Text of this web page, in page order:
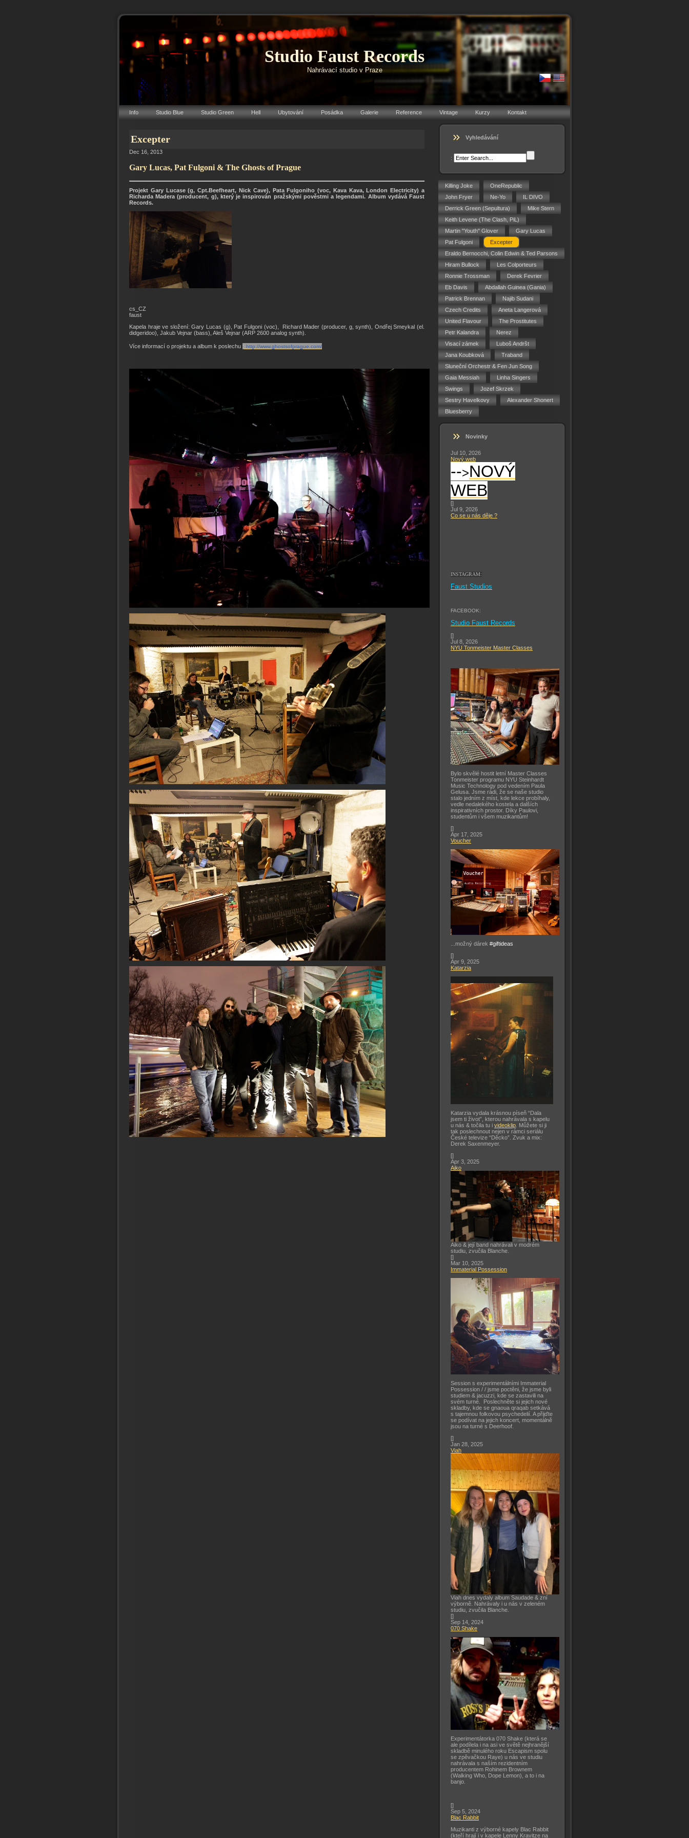
Studio Faust Records
Nahrávací studio v Praze
Info Studio Blue Studio Green Hell Ubytování Posádka Galerie Reference Vintage Kurzy Kontakt
Excepter
Dec 16, 2013
Gary Lucas, Pat Fulgoni & The Ghosts of Prague
Projekt Gary Lucase (g, Cpt.Beefheart, Nick Cave), Pata Fulgoniho (voc, Kava Kava, London Electricity) a
Richarda Madera (producent, g), který je inspirován pražskými pověstmi a legendami. Album vydává Faust
Records.
cs_CZ
faust
Kapela hraje ve složení: Gary Lucas (g), Pat Fulgoni (voc), Richard Mader (producer, g, synth), Ondřej Smeykal (el.
didgeridoo), Jakub Vejnar (bass), Aleš Vejnar (ARP 2600 analog synth).
Více informací o projektu a album k poslechu : http://www.ghostsofprague.com/
Vyhledávání
:
Killing Joke
OneRepublic
John Fryer
Ne-Yo
IL DIVO
Derrick Green (Sepultura)
Mike Stern
Keith Levene (The Clash, PiL)
Martin "Youth" Glover
Gary Lucas
Pat Fulgoni
Excepter
Eraldo Bernocchi, Colin Edwin & Ted Parsons
Hiram Bullock
Les Colporteurs
Ronnie Trossman
Derek Fevrier
Eb Davis
Abdallah Guinea (Gania)
Patrick Brennan
Najib Sudani
Czech Credits
Aneta Langerová
United Flavour
The Prostitutes
Petr Kalandra
Nerez
Visací zámek
Luboš Andršt
Jana Koubková
Traband
Sluneční Orchestr & Fen Jun Song
Gaia Messiah
Linha Singers
Swings
Jozef Skrzek
Sestry Havelkovy
Alexander Shonert
Bluesberry
Novinky
Jul 10, 2026
Nový web
-->NOVÝ
WEB
[]
Jul 9, 2026
Co se u nás děje ?
INSTAGRAM:
Faust Studios
FACEBOOK:
Studio Faust Records
[]
Jul 8, 2026
NYU Tonmeister Master Classes
Bylo skvělé hostit letní Master Classes
Tonmeister programu NYU Steinhardt
Music Technology pod vedením Paula
Gelusa. Jsme rádi, že se naše studio
stalo jedním z míst, kde lekce probíhaly,
vedle nedalekého kostela a dalších
inspirativních prostor. Díky Paulovi,
studentům i všem muzikantům!
[]
Apr 17, 2025
Voucher
...možný dárek #giftideas
[]
Apr 9, 2025
Katarzia
Katarzia vydala krásnou píseň “Dala
jsem ti život”, kterou nahrávala s kapelu
u nás & točila tu i videoklip . Můžete si ji
tak poslechnout nejen v rámci seriálu
České televize “Děcko”. Zvuk a mix:
Derek Saxenmeyer.
[]
Apr 3, 2025
Aiko
Aiko & její band nahrávali v modrém
studiu, zvučila Blanche.
[]
Mar 10, 2025
Immaterial Possession
Session s experimentálními Immaterial
Possession / / jsme poctěni, že jsme byli
studiem & jacuzzi, kde se zastavili na
svém turné. Poslechněte si jejich nové
skladby, kde se gnaoua qraqab setkává
s tajemnou folkovou psychedelií. A přijďte
se podívat na jejich koncert, momentálně
jsou na turné s Deerhoof.
[]
Jan 28, 2025
Viah
Viah dnes vydaly album Saudade & zní
výborně. Nahrávaly i u nás v zeleném
studiu, zvučila Blanche.
[]
Sep 14, 2024
070 Shake
Experimentátorka 070 Shake (která se
ale podílela i na asi ve světě nejhranější
skladbě minulého roku Escapism spolu
se zpěvačkou Raye) u nás ve studiu
nahrávala s naším rezidentním
producentem Rohinem Brownem
(Walking Who, Dope Lemon), a to i na
banjo.
[]
Sep 5, 2024
Blac Rabbit
Muzikanti z výborné kapely Blac Rabbit
(kteří hrají i v kapele Lenny Kravitze na